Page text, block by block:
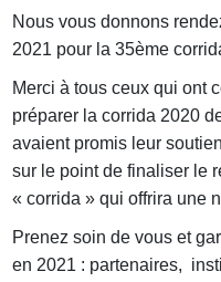
Nous vous donnons
2021 pour la 35ème
Merci à tous ceux qui ont
préparer la corrida 2020
avaient promis leur
sur le point de finaliser le
« corrida » qui offrira une
Prenez soin de vous et
en 2021 : partenaires,